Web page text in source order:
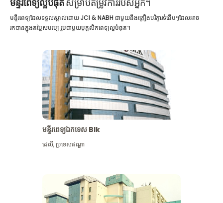
មន្ទីរពេទ្យល្អបំផុតសម្រាប់តម្រូវការរបស់អ្នក។
មន្ទីរពេទ្យដែលទទួលស្គាល់ដោយ JCI & NABH ជាមួយនឹងគ្រឿងបរិក្ខារទំនើបៗដែលអាច
រកបានក្នុងតម្លៃសមរម្យ រួមជាមួយបុគ្គលិកពេទ្យល្អបំផុត។
មន្ទីរពេទ្យឯកទេស Blk
ដេលី,ប្រទេសឥណ្ឌា